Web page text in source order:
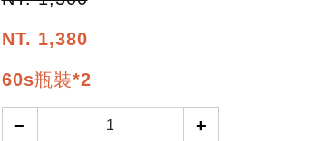
NT. 1,380
60s瓶裝*2
− +